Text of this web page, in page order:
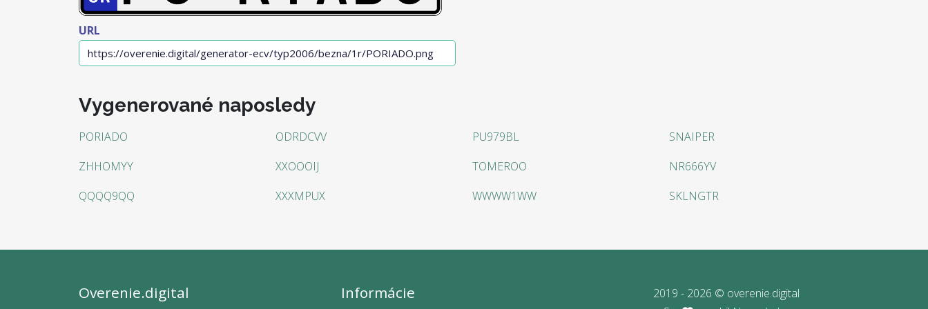
URL
Vygenerované naposledy
PORIADO ODRDCVV PU979BL
SNAIPER
ZHHOMYY
XXOOOIJ TOMEROO
NR666YV
QQQQ9QQ
XXXMPUX WWWW1WW SKLNGTR
Overenie.digital Informácie
2019 - 2026 © overenie.digital